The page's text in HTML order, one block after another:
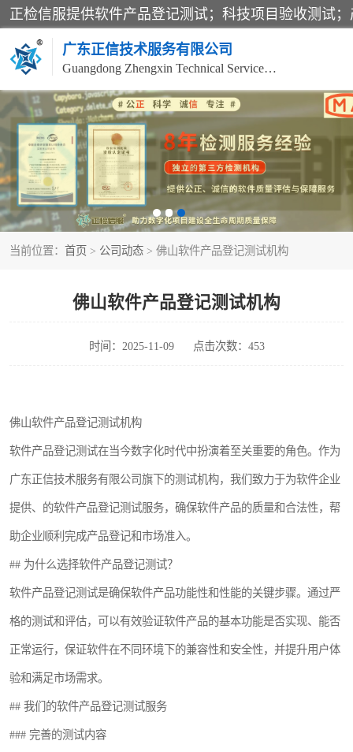
广东正信技术服务有限公司
Guangdong Zhengxin Technical Service Co., Ltd
当前位置： 首页 > 公司动态 > 佛山软件产品登记测试机构
佛山软件产品登记测试机构
时间：2025-11-09 点击次数：453
佛山软件产品登记测试机构
软件产品登记测试在当今数字化时代中扮演着至关重要的角色。作为
广东正信技术服务有限公司旗下的测试机构，我们致力于为软件企业
提供、的软件产品登记测试服务，确保软件产品的质量和合法性，帮
助企业顺利完成产品登记和市场准入。
## 为什么选择软件产品登记测试？
软件产品登记测试是确保软件产品功能性和性能的关键步骤。通过严
格的测试和评估，可以有效验证软件产品的基本功能是否实现、能否
正常运行，保证软件在不同环境下的兼容性和安全性，并提升用户体
验和满足市场需求。
## 我们的软件产品登记测试服务
### 完善的测试内容
电子政务验收测评
应用软件系统测试
科技成果鉴定测试
信息安全风险评估
信息工程项目验收